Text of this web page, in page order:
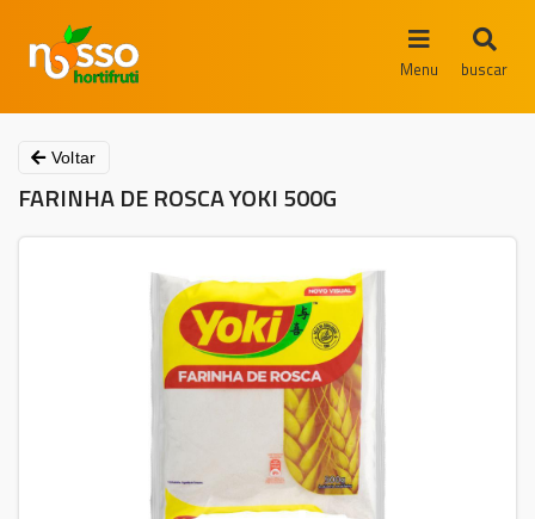
Menu buscar
Voltar
FARINHA DE ROSCA YOKI 500G